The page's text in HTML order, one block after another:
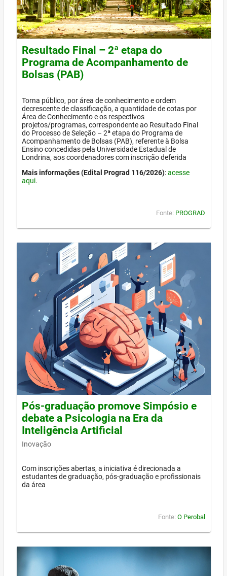
Resultado Final – 2ª etapa do
Programa de Acompanhamento de
Bolsas (PAB)
Torna público, por área de conhecimento e ordem
decrescente de classificação, a quantidade de cotas por
Área de Conhecimento e os respectivos
projetos/programas, correspondente ao Resultado Final
do Processo de Seleção – 2ª etapa do Programa de
Acompanhamento de Bolsas (PAB), referente à Bolsa
Ensino concedidas pela Universidade Estadual de
Londrina, aos coordenadores com inscrição deferida
Mais informações (Edital Prograd 116/2026):acesse
aqui.
Fonte: PROGRAD
Pós-graduação promove Simpósio e
debate a Psicologia na Era da
Inteligência Artificial
Inovação
Com inscrições abertas, a iniciativa é direcionada a
estudantes de graduação, pós-graduação e profissionais
da área
Fonte: O Perobal